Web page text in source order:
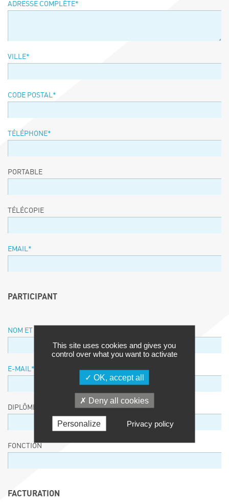
ADRESSE COMPLÈTE*
VILLE*
CODE POSTAL*
TÉLÉPHONE*
PORTABLE
TÉLÉCOPIE
EMAIL *
PARTICIPANT
NOM ET PRÉNOM
E-MAIL *
DIPLÔME / EQUIVALENCE / NIVEAU
FONCTION
FACTURATION
This site uses cookies and gives you
control over what you want to activate
OK, accept all
Deny all cookies
Personalize Privacy policy